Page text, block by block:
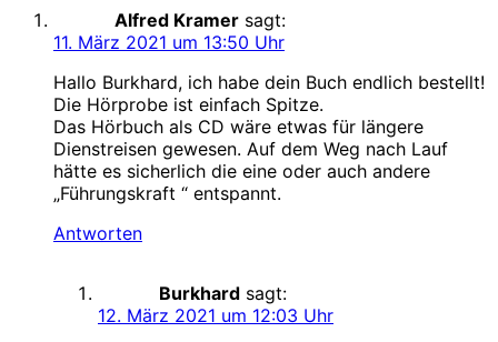
Alfred Kramer sagt:
11. März 2021 um 13:50 Uhr
Hallo Burkhard, ich habe dein Buch endlich bestellt!
Die Hörprobe ist einfach Spitze.
Das Hörbuch als CD wäre etwas für längere
Dienstreisen gewesen. Auf dem Weg nach Lauf
hätte es sicherlich die eine oder auch andere
„Führungskraft “ entspannt.
Antworten
Burkhard sagt:
12. März 2021 um 12:03 Uhr